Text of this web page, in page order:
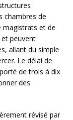
chambres de
magistrats et de
peuvent
allant du simple
Le délai de
de trois à dix
des
révisé par